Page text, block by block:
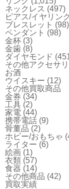
ネックレス (497)
ピアス/イヤリン
ブレスレット (98)
ペンダント (98)
金杯 (3)
金歯 (8)
ダイヤモンド
その他アクセサ
お酒
ウイスキー (12)
その他買取商品
金券 (34)
工具 (2)
家電 (44)
携帯電話 (9)
骨董品 (2)
ホビー/おもちゃ
ライター (6)
絵画 (1)
衣類 (57)
食器 (14)
その他商品 (42)
買取実績